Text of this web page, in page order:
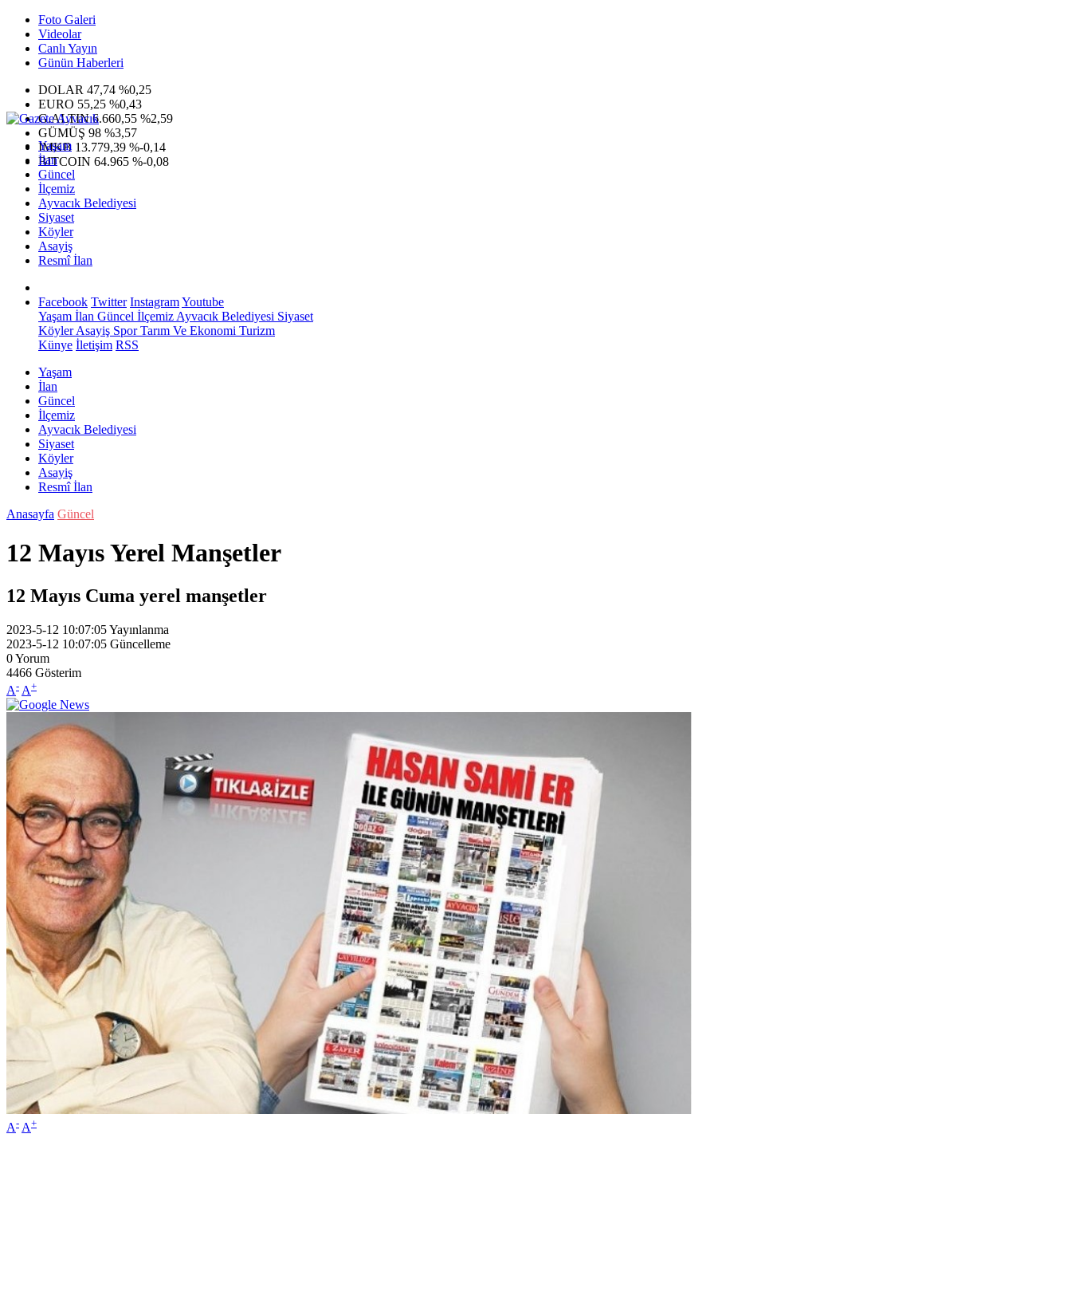
Foto Galeri
Videolar
Canlı Yayın
Günün Haberleri
DOLAR 47,74 %0,25
EURO 55,25 %0,43
G.ALTIN6.660,55 %2,59
GÜMÜŞ 98 %3,57
IMKB 13.779,39 %-0,14
BITCOIN 64.965 %-0,08
Yaşam
İlan
Güncel
İlçemiz
Ayvacık Belediyesi
Siyaset
Köyler
Asayiş
Resmî İlan
Facebook Twitter InstagramYoutube
Yaşam İlan Güncel İlçemiz Ayvacık Belediyesi Siyaset
KöylerAsayiş SporTarım Ve Ekonomi Turizm
Künye İletişim RSS
Yaşam
İlan
Güncel
İlçemiz
Ayvacık Belediyesi
Siyaset
Köyler
Asayiş
Resmî İlan
Anasayfa Güncel
12 Mayıs Yerel Manşetler
12 Mayıs Cuma yerel manşetler
2023-5-12 10:07:05Yayınlanma
2023-5-12 10:07:05 Güncelleme
0Yorum
4466 Gösterim
A- A+
A- A+